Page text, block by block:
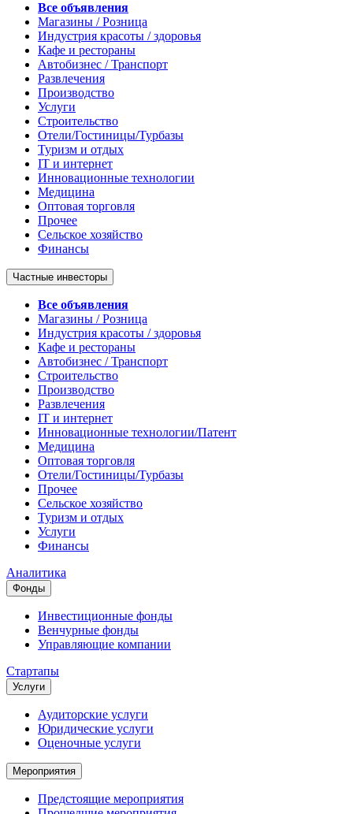
Все объявления
Магазины / Розница
Индустрия красоты / здоровья
Кафе и рестораны
Автобизнес / Транспорт
Развлечения
Производство
Услуги
Строительство
Отели/Гостиницы/Турбазы
Туризм и отдых
IT и интернет
Инновационные технологии
Медицина
Оптовая торговля
Прочее
Сельское хозяйство
Финансы
Частные инвесторы
Все объявления
Магазины / Розница
Индустрия красоты / здоровья
Кафе и рестораны
Автобизнес / Транспорт
Строительство
Производство
Развлечения
IT и интернет
Инновационные технологии/Патент
Медицина
Оптовая торговля
Отели/Гостиницы/Турбазы
Прочее
Сельское хозяйство
Туризм и отдых
Услуги
Финансы
Аналитика
Фонды
Инвестиционные фонды
Венчурные фонды
Управляющие компании
Стартапы
Услуги
Аудиторские услуги
Юридические услуги
Оценочные услуги
Мероприятия
Предстоящие мероприятия